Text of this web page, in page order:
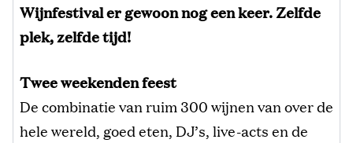
Wijnfestival er gewoon nog een keer. Zelfde
plek, zelfde tijd!
Twee weekenden feest
De combinatie van ruim 300 wijnen van over de
hele wereld, goed eten, DJ’s, live-acts en de